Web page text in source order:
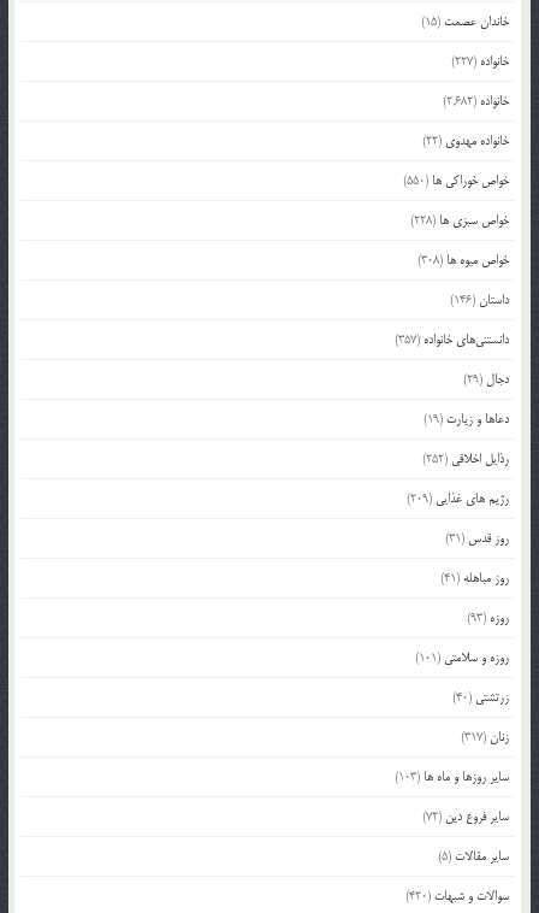
خاندان عصمت (15)
خانواده (227)
خانواده (2,682)
خانواده مهدوی (22)
خواص خوراکی ها (550)
خواص سبزی ها (228)
خواص میوه ها (308)
داستان(146)
دانستنی‌های خانواده (357)
دجال (29)
دعاها و زیارت (19)
رذایل اخلاقی (252)
رژیم های غذایی (209)
روز قدس (31)
روز مباهله (41)
روزه (93)
روزه و سلامتی (101)
زرتشتی (40)
زنان(317)
سایر روزها و ماه ها (103)
سایر فروع دین (72)
سایر مقالات (5)
سوالات و شبهات (420)